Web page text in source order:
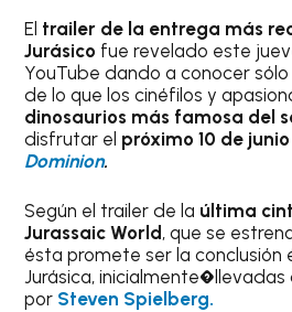
El trailer de la entrega más
Jurásico fue revelado este
YouTube dando a conocer
de lo que los cinéfilos y
dinosaurios más famosa del
disfrutar el próximo 10 de junio
Dominion.
Según el trailer de la última
Jurassaic World , que se
ésta promete ser la conclusión
Jurásica, inicialmente�
por Steven Spielberg.